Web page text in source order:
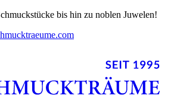
bis hin zu noblen Juwelen!